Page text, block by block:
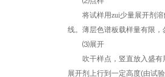
将试样用zui少量展开剂溶
线。薄层色谱板载样量有限
⑶展开
吹干样点，竖直放入盛有
展开剂上行到一定高度(由试